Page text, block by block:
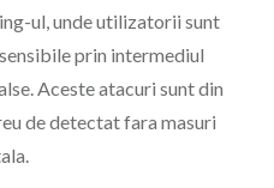
ul, unde utilizatorii sunt
prin intermediul
Aceste atacuri sunt din
de detectat fara masuri